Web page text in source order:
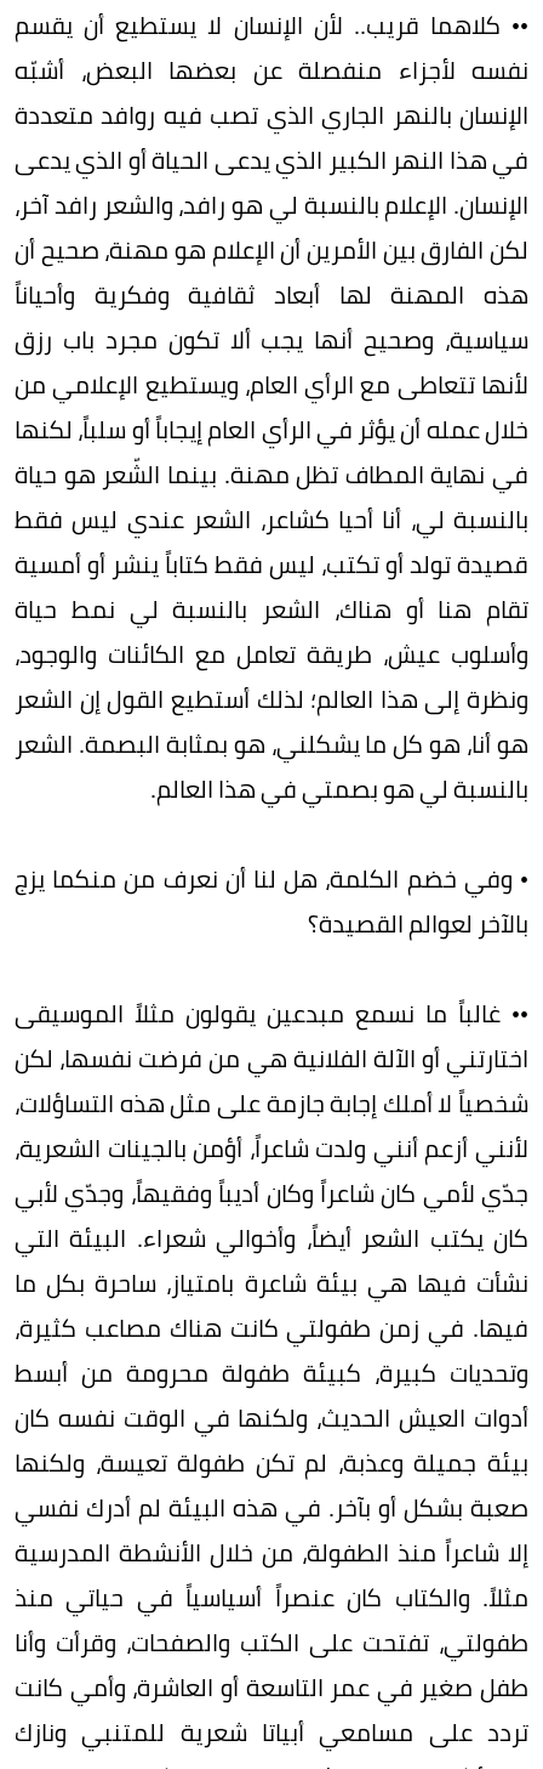
•• كلاهما قريب.. لأن الإنسان لا يستطيع أن يقسم
نفسه لأجزاء منفصلة عن بعضها البعض، أشبّه
الإنسان بالنهر الجاري الذي تصب فيه روافد متعددة
في هذا النهر الكبير الذي يدعى الحياة أو الذي يدعى
الإنسان. الإعلام بالنسبة لي هو رافد، والشعر رافد آخر،
لكن الفارق بين الأمرين أن الإعلام هو مهنة، صحيح أن
هذه المهنة لها أبعاد ثقافية وفكرية وأحياناً
سياسية، وصحيح أنها يجب ألا تكون مجرد باب رزق
لأنها تتعاطى مع الرأي العام، ويستطيع الإعلامي من
خلال عمله أن يؤثر في الرأي العام إيجاباً أو سلباً، لكنها
في نهاية المطاف تظل مهنة. بينما الشّعر هو حياة
بالنسبة لي، أنا أحيا كشاعر، الشعر عندي ليس فقط
قصيدة تولد أو تكتب، ليس فقط كتاباً ينشر أو أمسية
تقام هنا أو هناك، الشعر بالنسبة لي نمط حياة
وأسلوب عيش، طريقة تعامل مع الكائنات والوجود،
ونظرة إلى هذا العالم؛ لذلك أستطيع القول إن الشعر
هو أنا، هو كل ما يشكلني، هو بمثابة البصمة. الشعر
بالنسبة لي هو بصمتي في هذا العالم.
• وفي خضم الكلمة، هل لنا أن نعرف من منكما يزج
بالآخر لعوالم القصيدة؟
•• غالباً ما نسمع مبدعين يقولون مثلاً الموسيقى
اختارتني أو الآلة الفلانية هي من فرضت نفسها، لكن
شخصياً لا أملك إجابة جازمة على مثل هذه التساؤلات،
لأنني أزعم أنني ولدت شاعراً، أؤمن بالجينات الشعرية،
جدّي لأمي كان شاعراً وكان أديباً وفقيهاً، وجدّي لأبي
كان يكتب الشعر أيضاً، وأخوالي شعراء. البيئة التي
نشأت فيها هي بيئة شاعرة بامتياز، ساحرة بكل ما
فيها. في زمن طفولتي كانت هناك مصاعب كثيرة،
وتحديات كبيرة، كبيئة طفولة محرومة من أبسط
أدوات العيش الحديث، ولكنها في الوقت نفسه كان
بيئة جميلة وعذبة، لم تكن طفولة تعيسة، ولكنها
صعبة بشكل أو بآخر. في هذه البيئة لم أدرك نفسي
إلا شاعراً منذ الطفولة، من خلال الأنشطة المدرسية
مثلاً. والكتاب كان عنصراً أسياسياً في حياتي منذ
طفولتي، تفتحت على الكتب والصفحات، وقرأت وأنا
طفل صغير في عمر التاسعة أو العاشرة، وأمي كانت
تردد على مسامعي أبياتا شعرية للمتنبي ونازك